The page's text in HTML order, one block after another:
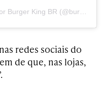
Uma publicação compartilhada por Burger King BR (@burgerkingbr)
redes sociais do
de que, nas lojas,